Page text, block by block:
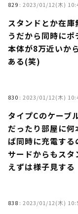
829 : 2023/01/12(木)
スタンドとか在
うだから同時にポ
本体が8万近いか
ある(笑)
830 : 2023/01/12(木)
タイプCのケーブ
だったり部屋に
ば同時に充電す
サードからもス
えずは様子見する
838 : 2023/01/12(木)